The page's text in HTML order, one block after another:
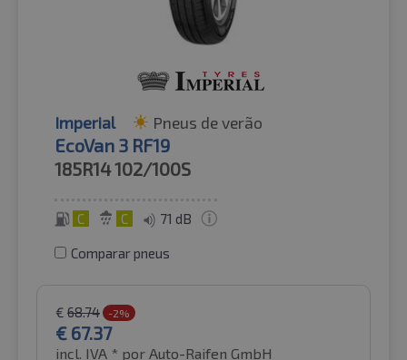
Imperial Pneus de verão
EcoVan 3 RF19
185R14102/100S
C C 71 dB
Comparar pneus
€ 68.74 -2%
€ 67.37
incl. IVA * por Auto-Raifen GmbH